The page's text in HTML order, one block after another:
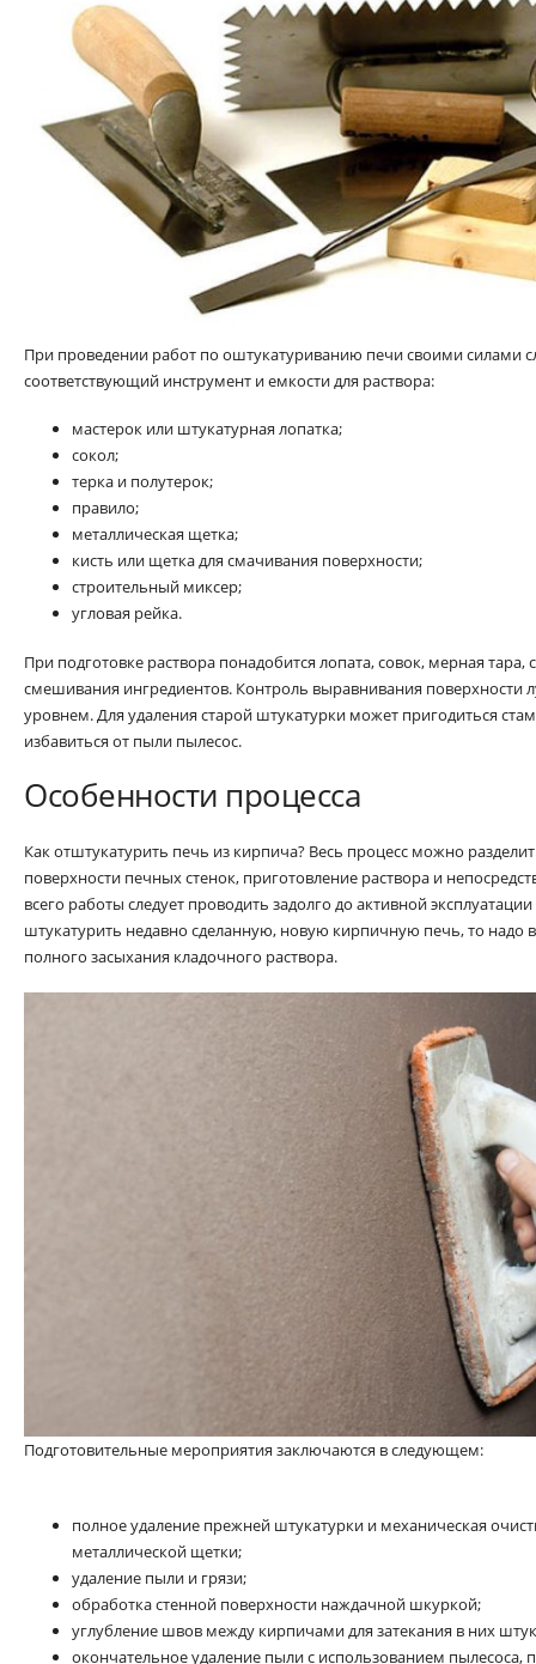
При проведении работ по оштукатуриванию печи своими силами
соответствующий инструмент и емкости для раствора:
мастерок или штукатурная лопатка;
сокол;
терка и полутерок;
правило;
металлическая щетка;
кисть или щетка для смачивания поверхности;
строительный миксер;
угловая рейка.
При подготовке раствора понадобится лопата, совок, мерная тара,
смешивания ингредиентов. Контроль выравнивания поверхности
уровнем. Для удаления старой штукатурки может пригодиться
избавиться от пыли пылесос.
Особенности процесса
Как отштукатурить печь из кирпича? Весь процесс можно
поверхности печных стенок, приготовление раствора и
всего работы следует проводить задолго до активной
штукатурить недавно сделанную, новую кирпичную печь, то надо
полного засыхания кладочного раствора.
Подготовительные мероприятия заключаются в следующем:
полное удаление прежней штукатурки и механическая
металлической щетки;
удаление пыли и грязи;
обработка стенной поверхности наждачной шкуркой;
углубление швов между кирпичами для затекания в них
окончательное удаление пыли с использованием пылесоса,